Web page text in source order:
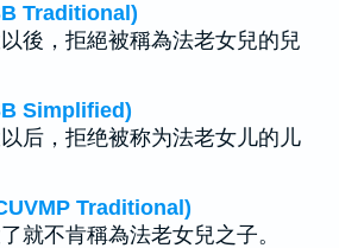
Traditional)
後，拒絕被稱為法老女兒的兒
Simplified)
后，拒绝被称为法老女儿的儿
Traditional)
就不肯稱為法老女兒之子。